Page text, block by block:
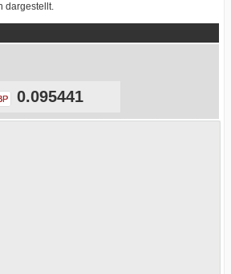
dargestellt.
0.095441